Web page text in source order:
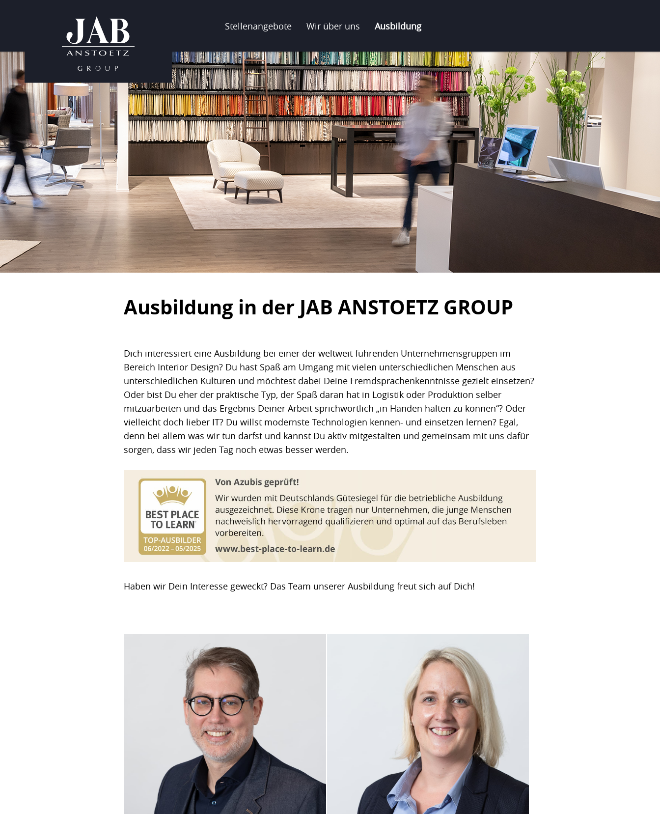
Stellenangebote Wir über uns Ausbildung
Ausbildung in der JAB ANSTOETZ GROUP
Dich interessiert eine Ausbildung bei einer der weltweit führenden Unternehmensgruppen im
Bereich Interior Design? Du hast Spaß am Umgang mit vielen unterschiedlichen Menschen aus
unterschiedlichen Kulturen und möchtest dabei Deine Fremdsprachenkenntnisse gezielt einsetzen?
Oder bist Du eher der praktische Typ, der Spaß daran hat in Logistik oder Produktion selber
mitzuarbeiten und das Ergebnis Deiner Arbeit sprichwörtlich „in Händen halten zu können“? Oder
vielleicht doch lieber IT? Du willst modernste Technologien kennen- und einsetzen lernen? Egal,
denn bei allem was wir tun darfst und kannst Du aktiv mitgestalten und gemeinsam mit uns dafür
sorgen, dass wir jeden Tag noch etwas besser werden.
Haben wir Dein Interesse geweckt? Das Team unserer Ausbildung freut sich auf Dich!